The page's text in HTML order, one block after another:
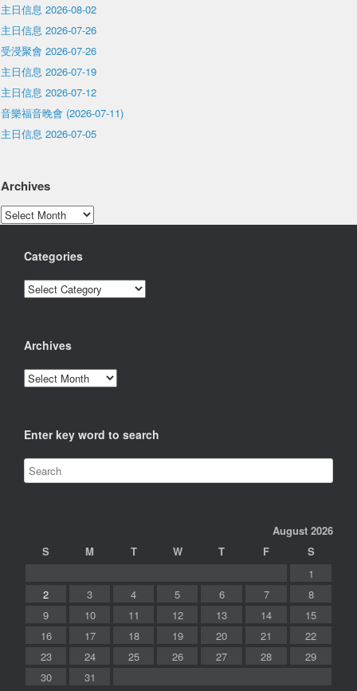
主日信息 2026-08-02
主日信息 2026-07-26
受浸聚會 2026-07-26
主日信息 2026-07-19
主日信息 2026-07-12
音樂福音晚會 (2026-07-11)
主日信息 2026-07-05
Archives
Archives
Categories
Categories
Archives
Archives
Enter key word to search
August 2026
S
M T W T F
S
1
2
3 4 5 6 7
8
9
10 11 12 13 14
15
16
17 18 19 20 21
22
23
24 25 26 27 28
29
30
31